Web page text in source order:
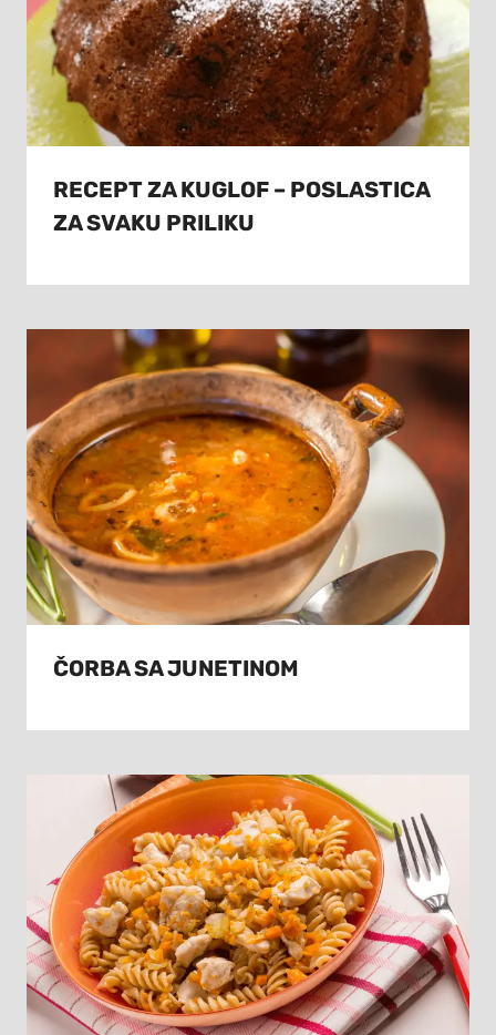
RECEPT ZA KUGLOF – POSLASTICA
ZA SVAKU PRILIKU
ČORBA SA JUNETINOM